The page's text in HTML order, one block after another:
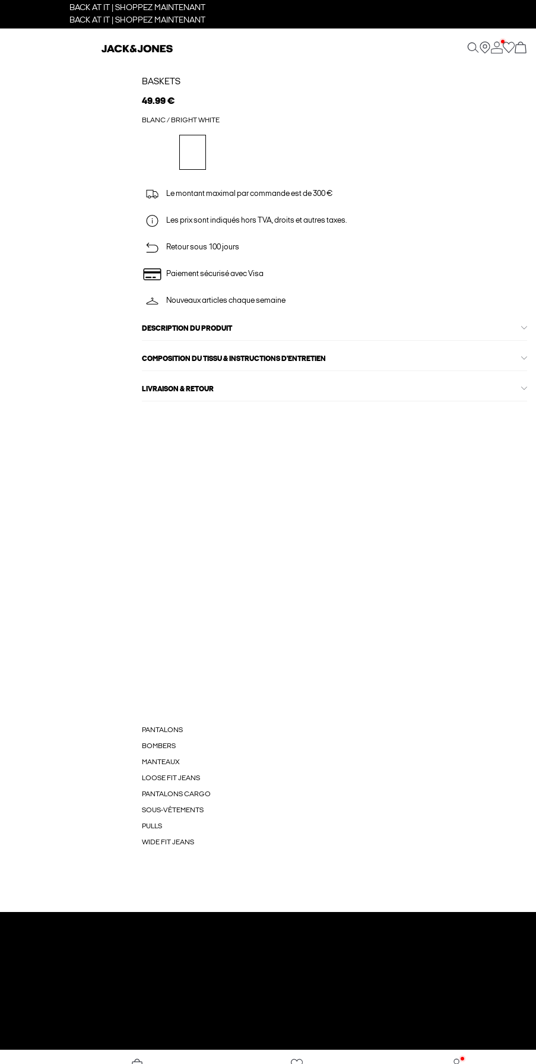
BACK AT IT | SHOPPEZ MAINTENANT
BACK AT IT | SHOPPEZ MAINTENANT
BASKETS
49.99 €
BLANC / BRIGHT WHITE
Le montant maximal par commande est de 300 €
Les prix sont indiqués hors TVA, droits et autres taxes.
Retour sous 100 jours
Paiement sécurisé avec Visa
Nouveaux articles chaque semaine
DESCRIPTION DU PRODUIT
COMPOSITION DU TISSU & INSTRUCTIONS D'ENTRETIEN
LIVRAISON & RETOUR
PANTALONS
BOMBERS
MANTEAUX
LOOSE FIT JEANS
PANTALONS CARGO
SOUS-VÊTEMENTS
PULLS
WIDE FIT JEANS